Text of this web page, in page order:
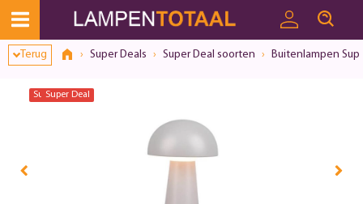
Terug Super Deals Super Deal soorten Buitenlampen
Super Deal
Super Deal